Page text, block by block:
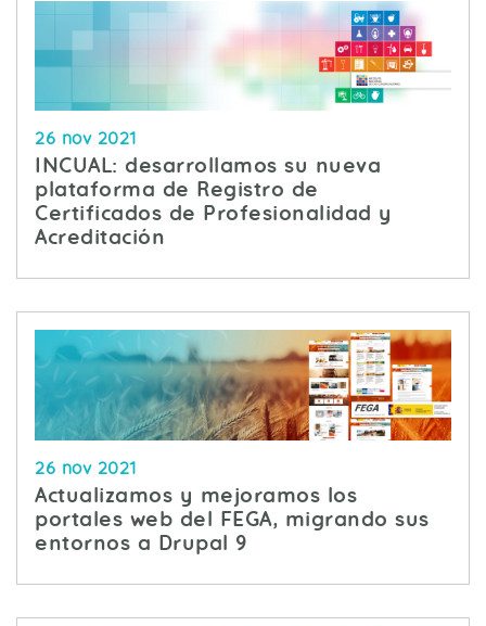
26 nov 2021
INCUAL: desarrollamos su nueva
plataforma de Registro de
Certificados de Profesionalidad y
Acreditación
26 nov 2021
Actualizamos y mejoramos los
portales web del FEGA, migrando sus
entornos a Drupal 9